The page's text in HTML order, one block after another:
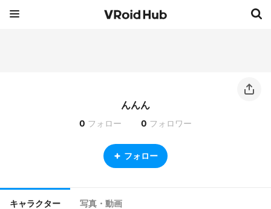
んんん
0 フォロー 0 フォロワー
フォロー
キャラクター 写真・動画